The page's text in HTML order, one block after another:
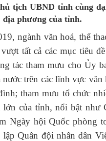
tịch UBND tỉnh cùng
địa phương của tỉnh.
ngành văn hoá, thể
tất cả các mục tiêu
tác tham mưu cho Ủy
trên các lĩnh vực văn
tham mưu tổ chức
lớn của tỉnh, nổi bật như
Ngày hội Quốc phòng
lập Quân đội nhân dân